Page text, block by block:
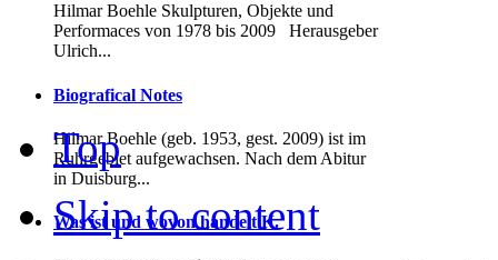
Hilmar Boehle Skulpturen, Objekte und
Performaces von 1978 bis 2009
Herausgeber
Ulrich...
Biografical Notes
Hilmar Boehle (geb. 1953, gest. 2009) ist im
Ruhrgebiet aufgewachsen. Nach dem Abitur
in Duisburg...
Was ist und wovon handelt K.
Top
Skip to content